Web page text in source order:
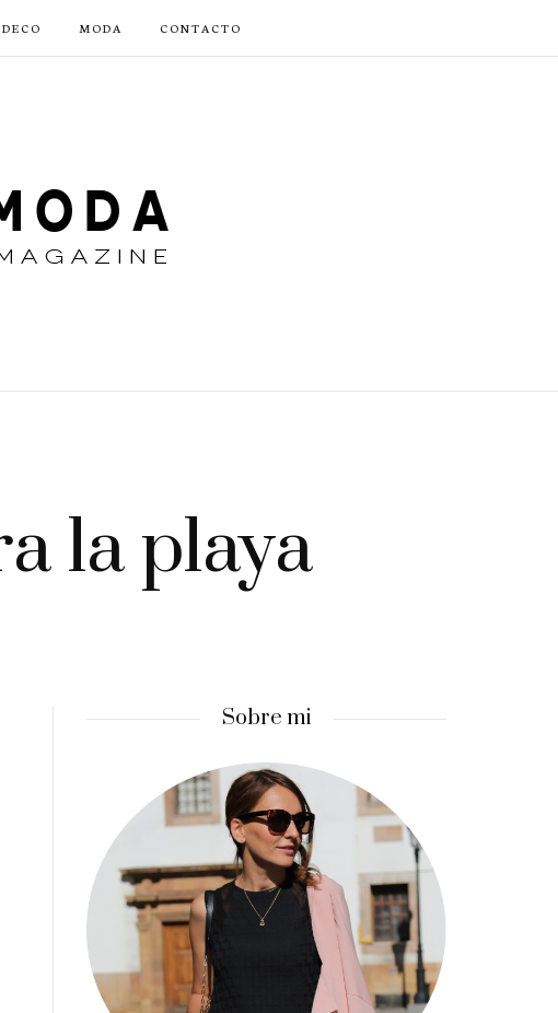
DECO MODA CONTACTO
la playa
Sobre mi